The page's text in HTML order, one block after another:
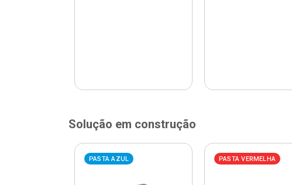
Solução em construção
PASTA AZUL PASTA VERMELHA